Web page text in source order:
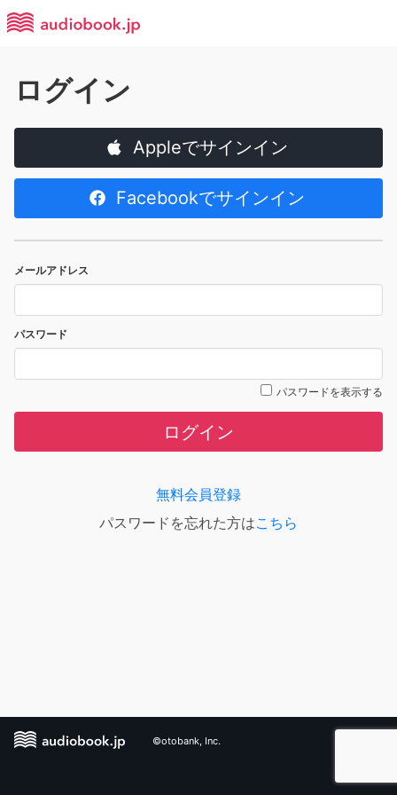
ログイン
Appleでサインイン
Facebookでサインイン
メールアドレス
パスワード
パスワードを表示する
ログイン
無料会員登録
パスワードを忘れた方はこちら
©otobank, Inc.